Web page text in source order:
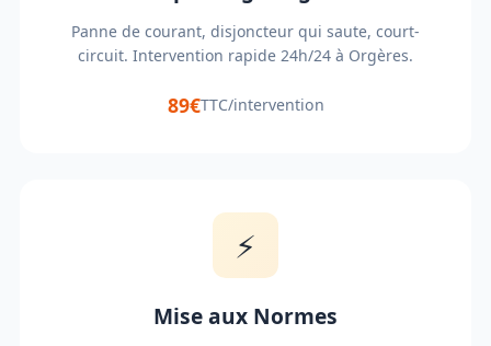
Panne de courant, disjoncteur qui saute, court-
circuit. Intervention rapide 24h/24 à Orgères.
89€TTC/intervention
⚡
Mise aux Normes